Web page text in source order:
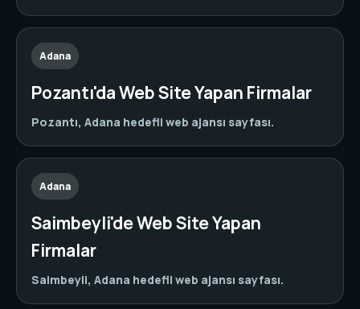
Adana
Pozantı'da Web Site Yapan Firmalar
Pozantı, Adana hedefli web ajansı sayfası.
Adana
Saimbeyli'de Web Site Yapan
Firmalar
Saimbeyli, Adana hedefli web ajansı sayfası.